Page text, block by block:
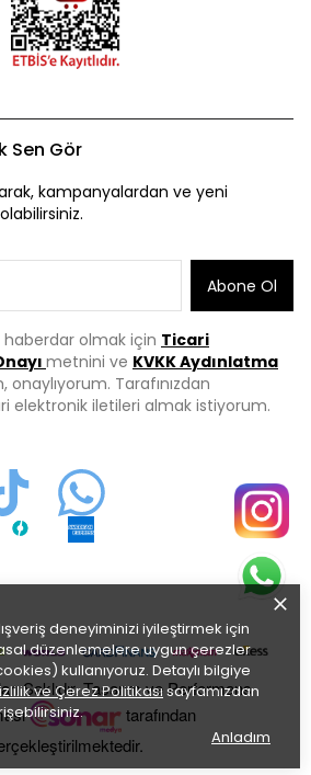
deneyiminizi iyileştirmek için
düzenlemelere uygun çerezler
kullanıyoruz. Detaylı bilgiye
ve Çerez Politikasısayfamızdan
Anladım
Sen Gör
kampanyalardan ve yeni
Abone Ol
olmak için Ticari
metnini ve KVKK Aydınlatma
onaylıyorum. Tarafınızdan
elektronik iletileri almak istiyorum.
Saklıdır. Tasarım ve Performans
tarafından